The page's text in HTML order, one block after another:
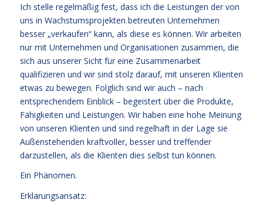
Ich stelle regelmäßig fest, dass ich die Leistungen der von
uns in Wachstumsprojekten betreuten Unternehmen
besser „verkaufen“ kann, als diese es können. Wir arbeiten
nur mit Unternehmen und Organisationen zusammen, die
sich aus unserer Sicht für eine Zusammenarbeit
qualifizieren und wir sind stolz darauf, mit unseren Klienten
etwas zu bewegen. Folglich sind wir auch – nach
entsprechendem Einblick – begeistert über die Produkte,
Fähigkeiten und Leistungen. Wir haben eine hohe Meinung
von unseren Klienten und sind regelhaft in der Lage sie
Außenstehenden kraftvoller, besser und treffender
darzustellen, als die Klienten dies selbst tun können.
Ein Phänomen.
Erklärungsansatz: